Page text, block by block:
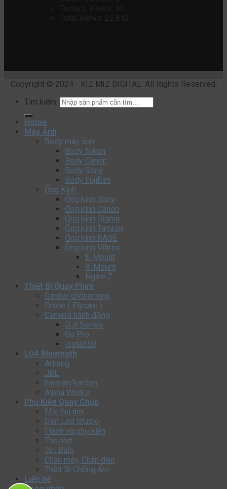
Copyright © 2024 - KIZ MIZ DIGITAL. All Rights Reserved.
Tìm kiếm:
Home
Máy Ảnh
Body máy ảnh
Body Nikon
Body Canon
Body Sony
Body Fujifilm
Ống Kính
Ống kính Sony
Ống kính Canon
Ống kính Sigma
Ống kính Tamron
Ống kính KASE
Ống kính Viltrox
E-Mount
X-Mount
Ngàm Z
Thiết Bị Quay Phim
Gimbal chống rung
Drone ( Flycam )
Camera hành động
DJI Series
Go Pro
Insta360
LOA Bluetooth
Arirang
JBL
harman/kardon
Alpha Works
Phụ Kiện Quay Chụp
Mic thu âm
Đèn Led Studio
Flash và phụ kiện
Thẻ nhớ
Túi, Balo
Chân máy, Chân đèn
Thiết Bị Chống Ẩm
Liên hệ